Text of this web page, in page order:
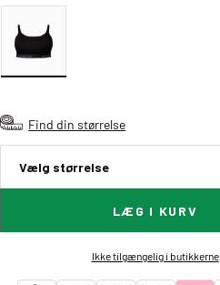
Find din størrelse
Vælg størrelse
LÆG I KURV
Ikke tilgængelig i butikkerne